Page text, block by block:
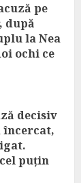
pe
după
la Nea
ochi ce
decisiv
încercat,
puțin